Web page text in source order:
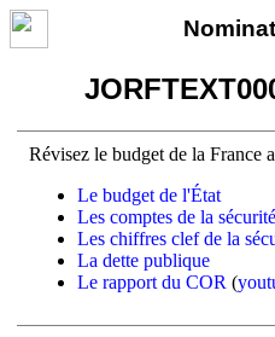
Révisez le budget de la France
Le budget de l'État
Les comptes de la
Les chiffres clef de la
La dette publique
Le rapport du COR (